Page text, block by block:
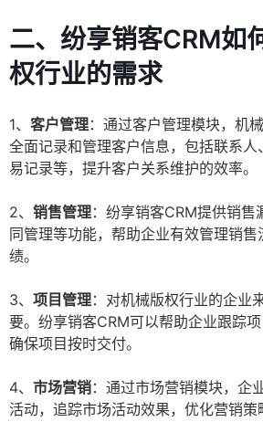
二、纷享销客CRM如
权行业的需求
1、 客户管理：通过客户管理模块，机
全面记录和管理客户信息，包括联系人
易记录等，提升客户关系维护的效率。
2、 销售管理：纷享销客CRM提供销
同管理等功能，帮助企业有效管理销
绩。
3、 项目管理：对机械版权行业的企业
要。纷享销客CRM可以帮助企业跟踪项
确保项目按时交付。
4、 市场营销：通过市场营销模块，企
活动，追踪市场活动效果，优化营销策